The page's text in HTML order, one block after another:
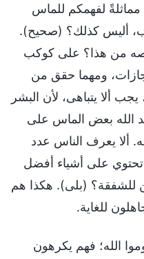
لفهمكم للماس
أليس كذلك؟ (صحيح).
من هذا؟ على كوكب
ومهما حقق من
ألا يتباهى، لأن البشر
الله بعض الماس على
ألا يعرف الناس عدد
تحتوي على أشياء أفضل
للشفقة؟ (بلى). هكذا هم
للغاية.
الله؛ فهم يكرهون